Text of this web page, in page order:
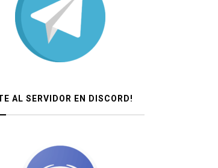
AL SERVIDOR EN DISCORD!